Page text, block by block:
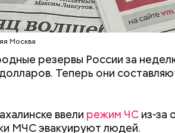
Москва
резервы России за
Теперь они
ввели режим ЧС из-за
МЧС эвакуируют людей.
стресса он держит сосуды
не рекомендован,